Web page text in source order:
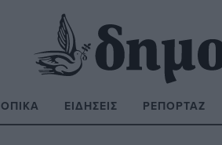
ΕΙΔΉΣΕΙΣ ΡΕΠΟΡΤΆΖ